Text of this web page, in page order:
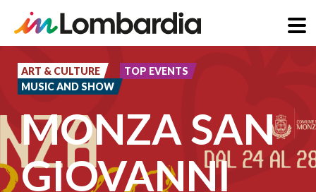
main
content
ART & CULTURE
TOP EVENTS
MUSIC AND SHOW
MONZA SAN
GIOVANNI